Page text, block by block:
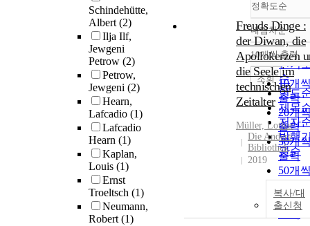
Schindehütte,
Albert(2)
Ilja Ilf,
Jewgeni
Petrow (2)
Petrow,
Jewgeni (2)
Hearn,
Lafcadio (1)
Lafcadio
Hearn (1)
Kaplan,
Louis (1)
Ernst
Troeltsch (1)
Neumann,
Robert(1)
정확도순
정확
순
인기
순
연도
제목
저자
발행
관순
내림차순
내림
10개씩 출력
10개
출력
20개
출력
30개
출력
50개
100개
조회
Freuds Dinge :
der Diwan, die
Apollokerzen
die Seele im
technischen
Zeitalter
Müller, Lothar
Die Andere
Bibliothek
2019
복사/대
출신청